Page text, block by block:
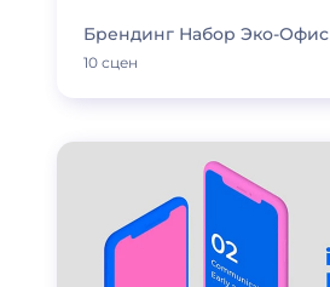
Брендинг Набор Эко-Офис
10 сцен